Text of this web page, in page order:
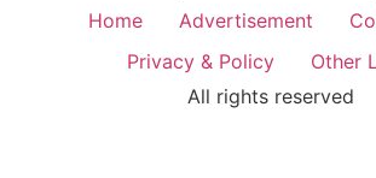
Home
Advertisement
Privacy & Policy
Other
All rights reserved